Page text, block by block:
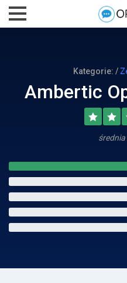
Kategorie: /
Ambertic
średnia